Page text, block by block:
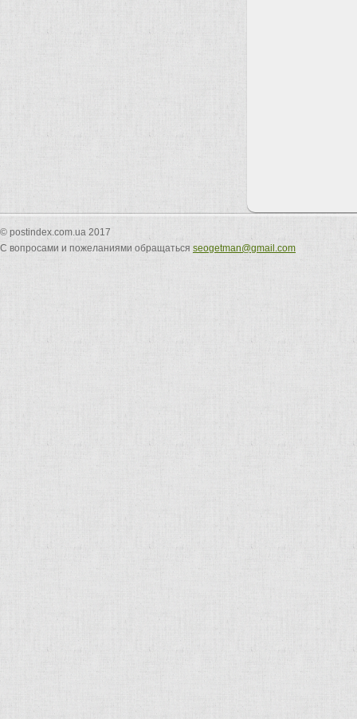
© postindex.com.ua 2017
С вопросами и пожеланиями обращаться seogetman@gmail.com